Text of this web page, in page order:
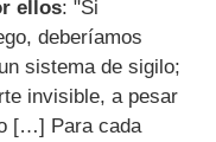
ellos: "Si
deberíamos
sistema de sigilo;
invisible, a pesar
[…] Para cada